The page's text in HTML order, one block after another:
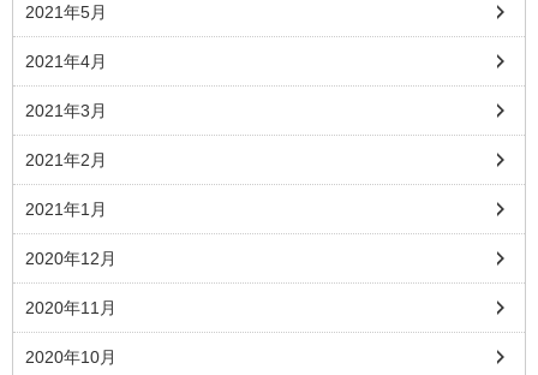
2021年5月
2021年4月
2021年3月
2021年2月
2021年1月
2020年12月
2020年11月
2020年10月